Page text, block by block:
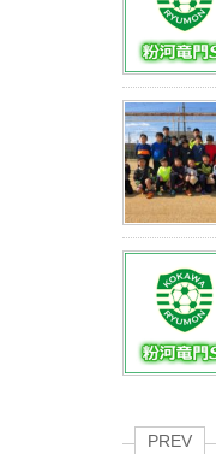
PREV